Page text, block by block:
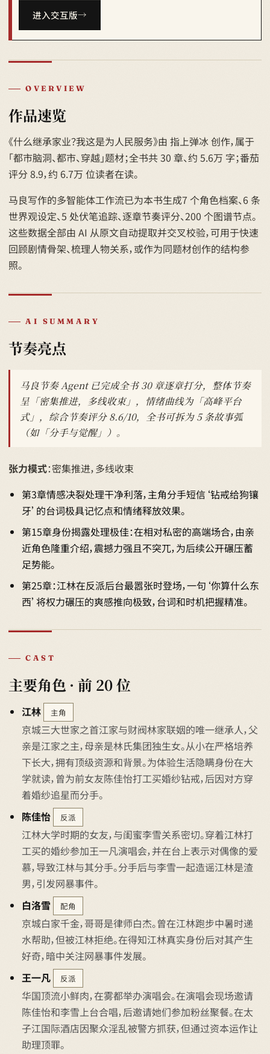
进入交互版
OVERVIEW
作品速览
《什么继承家业？我这是为人民服务》由 指上弹冰 创作，属于
「都市脑洞、都市、穿越」题材；全书共 30 章、约 5.6万 字；番茄
评分 8.9，约 6.7万 位读者在读。
马良写作的多智能体工作流已为本书生成7 个角色档案、6 条
世界观设定、5 处伏笔追踪、逐章节奏评分、200 个图谱节点。
这些数据全部由 AI 从原文自动提取并交叉校验，可用于快速
回顾剧情骨架、梳理人物关系，或作为同题材创作的结构参
照。
AI SUMMARY
节奏亮点
马良节奏 Agent 已完成全书 30 章逐章打分，整体节奏
呈「密集推进，多线收束」，情绪曲线为「高峰平台
式」，综合节奏评分 8.6/10，全书可拆为 5 条故事弧
（如「分手与觉醒」）。
张力模式：密集推进，多线收束
第3章情感决裂处理干净利落，主角分手短信‘钻戒给狗镶
牙’的台词极具记忆点和情绪释放效果。
第15章身份揭露处理极佳：在相对私密的高端场合，由亲
近角色隆重介绍，震撼力强且不突兀，为后续公开碾压蓄
足势能。
第25章：江林在反派后台最嚣张时登场，一句‘你算什么东
西’将权力碾压的爽感推向极致，台词和时机把握精准。
CAST
主要角色 · 前 20 位
江林 主角
京城三大世家之首江家与财阀林家联姻的唯一继承人，父
亲是江家之主，母亲是林氏集团独生女。从小在严格培养
下长大，拥有顶级资源和背景。为体验生活隐瞒身份在大
学就读，曾为前女友陈佳怡打工买婚纱钻戒，后因对方穿
着婚纱追星而分手。
陈佳怡
反派
江林大学时期的女友，与闺蜜李雪关系密切。穿着江林打
工买的婚纱参加王一凡演唱会，并在台上表示对偶像的爱
慕，导致江林与其分手。分手后与李雪一起造谣江林是渣
男，引发网暴事件。
白洛雪
配角
京城白家千金，哥哥是律师白杰。曾在江林跑步中暑时递
水帮助，但被江林拒绝。在得知江林真实身份后对其产生
好奇，暗中关注网暴事件发展。
王一凡
反派
华国顶流小鲜肉，在雾都举办演唱会。在演唱会现场邀请
陈佳怡和李雪上台合唱，后邀请她们参加粉丝聚餐。在太
子江国际酒店因聚众淫乱被警方抓获，但通过资本运作让
助理顶罪。